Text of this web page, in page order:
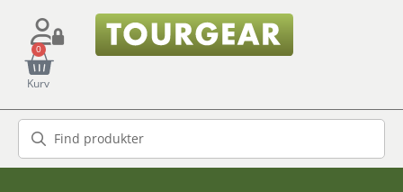
0
Kurv